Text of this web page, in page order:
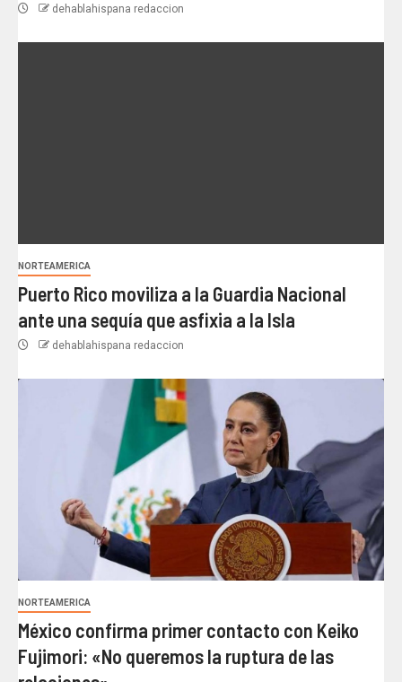
dehablahispana redaccion
NORTEAMERICA
Puerto Rico moviliza a la Guardia Nacional
ante una sequía que asfixia a la Isla
dehablahispana redaccion
NORTEAMERICA
México confirma primer contacto con Keiko
Fujimori: «No queremos la ruptura de las